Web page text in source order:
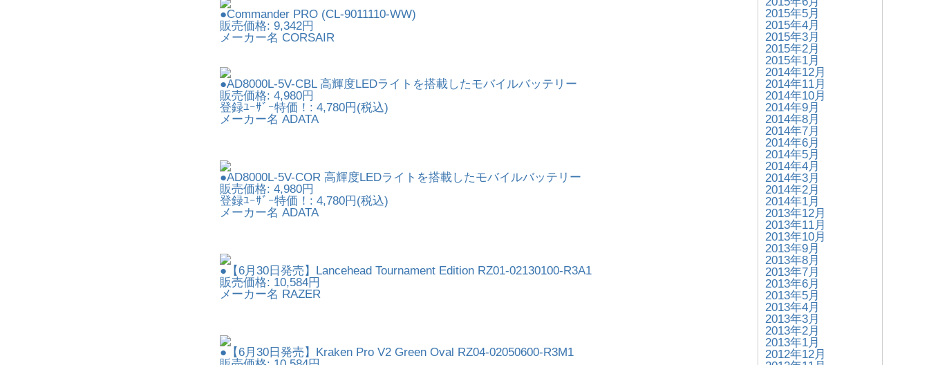
●Commander PRO (CL-9011110-WW)
販売価格: 9,342円
メーカー名 CORSAIR
●AD8000L-5V-CBL 高輝度LEDライトを搭載したモバイルバッテリー
販売価格: 4,980円
登録ﾕｰｻﾞｰ特価！: 4,780円(税込)
メーカー名 ADATA
●AD8000L-5V-COR 高輝度LEDライトを搭載したモバイルバッテリー
販売価格: 4,980円
登録ﾕｰｻﾞｰ特価！: 4,780円(税込)
メーカー名 ADATA
●【6月30日発売】Lancehead Tournament Edition RZ01-02130100-R3A1
販売価格: 10,584円
メーカー名 RAZER
●【6月30日発売】Kraken Pro V2 Green Oval RZ04-02050600-R3M1
2015年5月
2015年4月
2015年3月
2015年2月
2015年1月
2014年12月
2014年11月
2014年10月
2014年9月
2014年8月
2014年7月
2014年6月
2014年5月
2014年4月
2014年3月
2014年2月
2014年1月
2013年12月
2013年11月
2013年10月
2013年9月
2013年8月
2013年7月
2013年6月
2013年5月
2013年4月
2013年3月
2013年2月
2013年1月
2012年12月